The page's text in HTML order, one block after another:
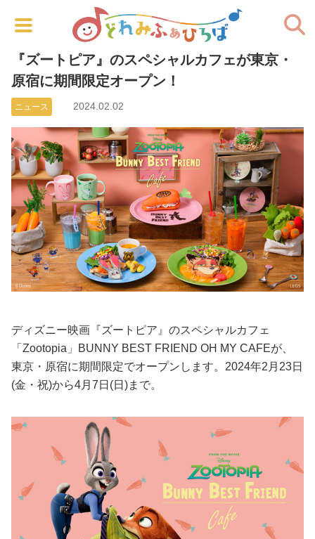
『ズートピア』のスペシャルカフェが東京・
原宿に期間限定オープン！
ニュース 2024.02.02
ディズニー映画『ズートピア』のスペシャルカフェ
「Zootopia」BUNNY BEST FRIEND OH MY CAFEが、
東京・原宿に期間限定でオープンします。2024年2月23日
(金・祝)から4月7日(日)まで。